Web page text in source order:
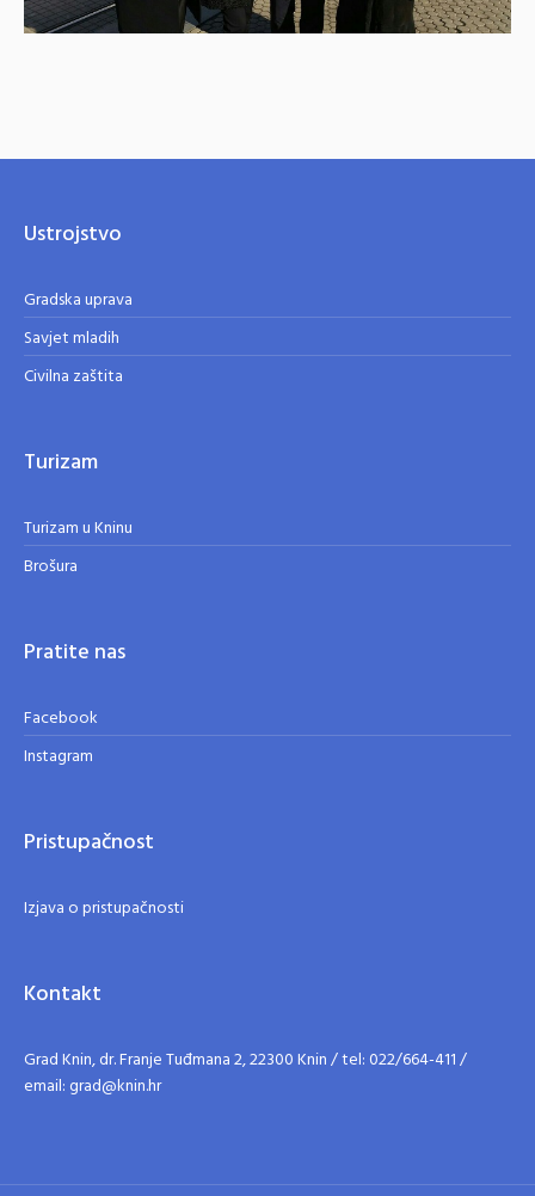
Ustrojstvo
Gradska uprava
Savjet mladih
Civilna zaštita
Turizam
Turizam u Kninu
Brošura
Pratite nas
Facebook
Instagram
Pristupačnost
Izjava o pristupačnosti
Kontakt
Grad Knin, dr. Franje Tuđmana 2, 22300 Knin / tel: 022/664-411 /
email: grad@knin.hr